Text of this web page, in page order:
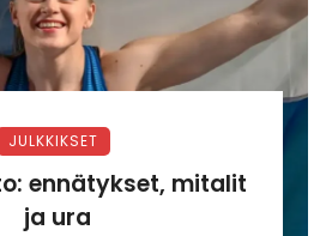
JULKKIKSET
ennätykset, mitalit
ja ura